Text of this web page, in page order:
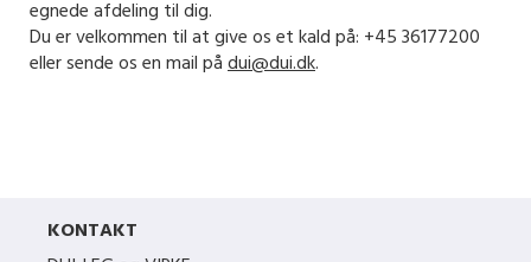
egnede afdeling til dig.
Du er velkommen til at give os et kald på: +45 36177200
eller sende os en mail pådui@dui.dk.
KONTAKT